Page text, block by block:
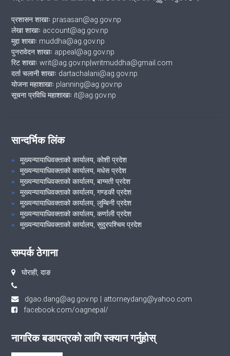
प्रशासन शाखाः prasasan@ag.gov.np
लेखा शाखाः account@ag.gov.np
मुद्दा शाखाः muddha@ag.gov.np
पुनरावेदन शाखाः appeal@ag.gov.np
रिट शाखाः writ@ag.gov.np|writmuddha@gmail.com
दर्ता चलानी शाखाः dartachalani@ag.gov.np
योजना महाशाखाः planning@ag.gov.np
सूचना प्रविधि महाशाखाः it@ag.gov.np
सान्दर्भिक लिंक
मुख्यन्यायाधिवक्ताको कार्यालय, कोशी प्रदेश
मुख्यन्यायाधिवक्ताको कार्यालय, मधेस प्रदेश
मुख्यन्यायाधिवक्ताको कार्यालय, बाग्मती प्रदेश
मुख्यन्यायाधिवक्ताको कार्यालय, गण्डकी प्रदेश
मुख्यन्यायाधिवक्ताको कार्यालय, लुम्बिनी प्रदेश
मुख्यन्यायाधिवक्ताको कार्यालय, कर्णाली प्रदेश
मुख्यन्यायाधिवक्ताको कार्यालय, सुदुरपश्चिम प्रदेश
सम्पर्क ठेगाना
घोराही, दाङ
dgao.dang@ag.gov.np | attorneydang@yahoo.com
facebook.com/oagnepal/
नागरिक बडापत्रको लागि स्क्यान गर्नुहोस्